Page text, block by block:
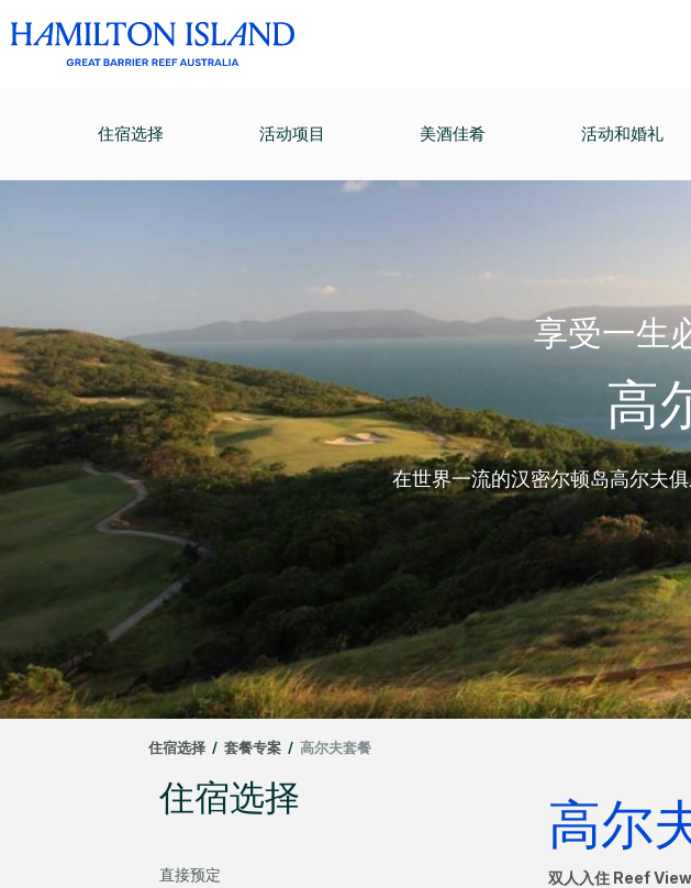
住宿选择 活动项目 美酒佳肴 活动和婚礼
享受一生
高
在世界一流的汉密尔顿岛高尔夫
住宿选择 / 套餐专案 / 高尔夫套餐
住宿选择
直接预定
高尔
双人入住 Reef